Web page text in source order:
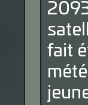
fait